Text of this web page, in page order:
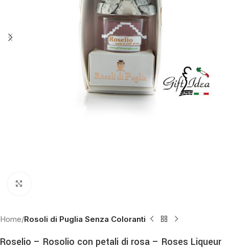
Home Rosoli di Puglia Senza Coloranti
Roselio – Rosolio con petali di rosa – Roses Liqueur